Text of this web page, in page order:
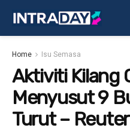
Home Isu Semasa
Aktiviti Kilang
Menyusut 9
Turut –